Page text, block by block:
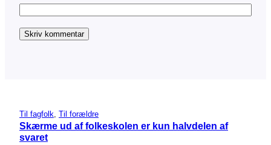
Til fagfolk Til forældre
Skærme ud af folkeskolen er kun halvdelen af
svaret